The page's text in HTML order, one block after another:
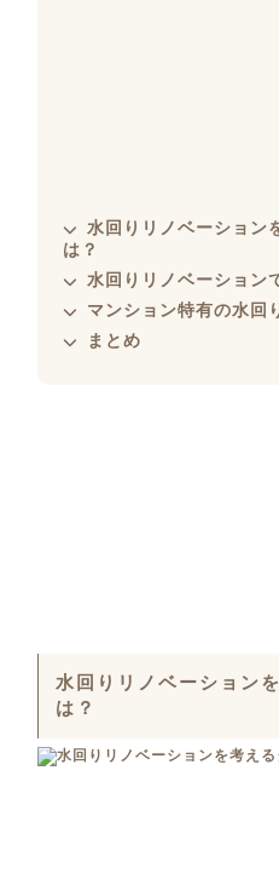
水回りリノベーション
は？
水回りリノベーション
マンション特有の水回
まとめ
水回りリノベーション
は？